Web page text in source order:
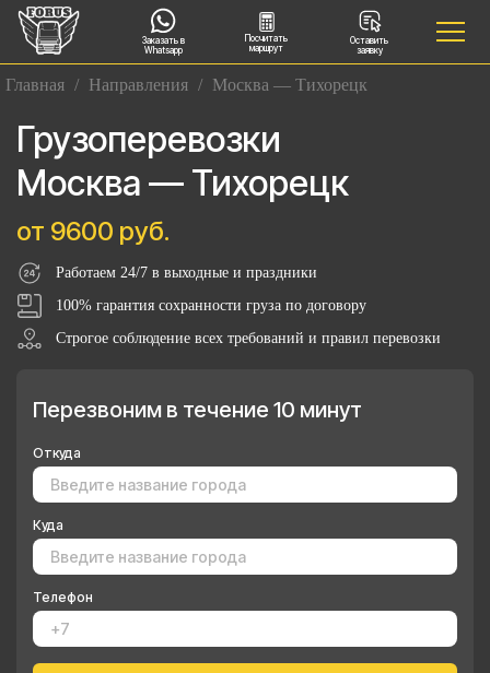
Заказать в
Whatsapp
Посчитать
маршрут
Оставить
заявку
Главная / Направления / Москва — Тихорецк
Грузоперевозки
Москва — Тихорецк
от 9600 руб.
Работаем 24/7 в выходные и праздники
100% гарантия сохранности груза по договору
Строгое соблюдение всех требований и правил перевозки
Перезвоним в течение 10 минут
Откуда
Куда
Телефон